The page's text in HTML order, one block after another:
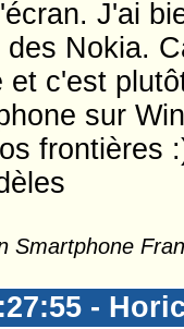
J'ai
Nokia.
et c'est
sur
frontières
Smartphone
-